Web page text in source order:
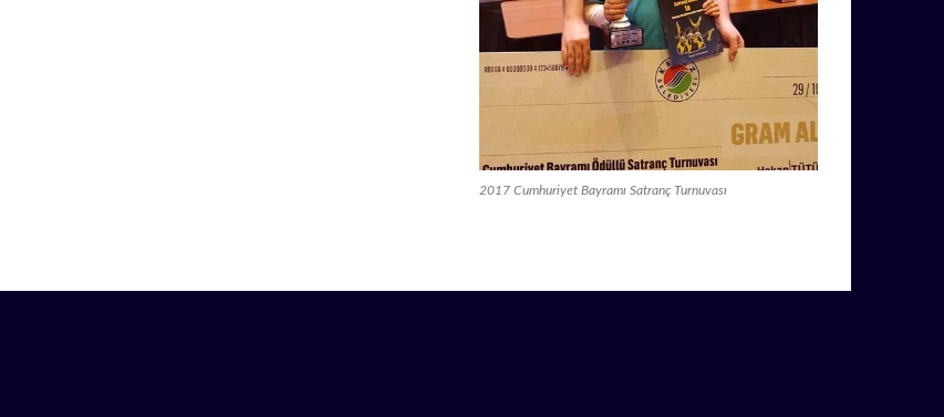
2017 Cumhuriyet Bayramı Satranç Turnuvası